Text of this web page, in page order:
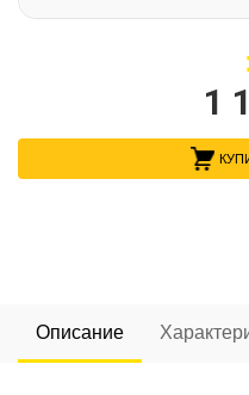
1
Описание